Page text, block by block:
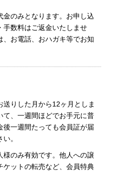
のみとなります。お申し込
手数料はご返金いたしませ
、お電話、おハガキ等でお知
りした月から12ヶ月としま
て、一週間ほどでお手元に普
一週間たっても会員証が届
。
様のみ有効です。他人への譲
ケットの転売など、会員特典